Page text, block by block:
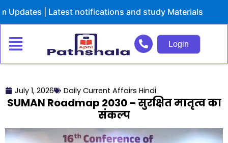
to
| Latest notifications and study Materials
Login
July 1, 2026 Daily Current Affairs Hindi
SUMAN Roadmap 2030 – सुरक्षित मातृत्व का
संकल्प